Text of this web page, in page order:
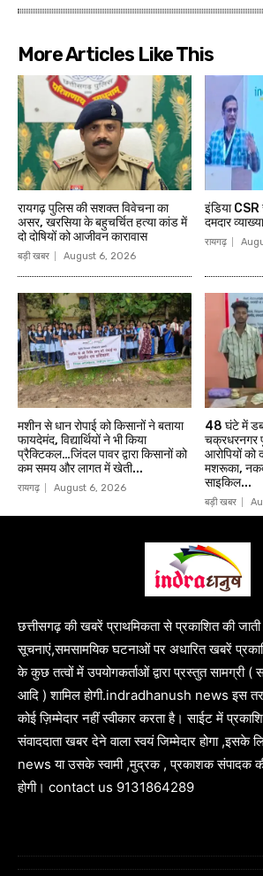
More Articles Like This
रायगढ़ पुलिस की सशक्त विवेचना का
असर, खरसिया के बहुचर्चित हत्या कांड में
दो दोषियों को आजीवन कारावास
बड़ी खबर August 6, 2026
इंडिया CSR
दमदार
रायगढ़
मशीन से धान रोपाई को किसानों ने बताया
फायदेमंद, विद्यार्थियों ने भी किया
प्रैक्टिकल…जिंदल पावर द्वारा किसानों को
कम समय और लागत में खेती...
रायगढ़ August 6, 2026
48 घंटे में
चक्रधरनगर
आरोपियों
मशरूका,
साइकिल...
बड़ी खबर
छत्तीसगढ़ की खबरें प्राथमिकता से प्रकाशित की
सूचनाएं,समसामयिक घटनाओं पर अधारित खबरें
के कुछ तत्वों में उपयोगकर्ताओं द्वारा प्रस्तुत सामग्री (
आदि ) शामिल होगी.indradhanush news इस
कोई ज़िम्मेदार नहीं स्वीकार करता है। साईट में
संवाददाता खबर देने वाला स्वयं जिम्मेदार होगा
news या उसके स्वामी ,मुद्रक , प्रकाशक संपादक की
होगी। contact us 9131864289